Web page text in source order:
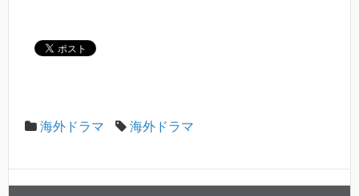
海外ドラマ 海外ドラマ